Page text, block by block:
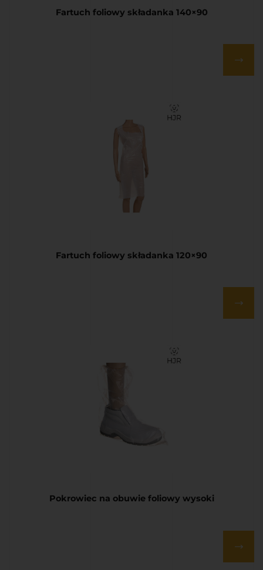
Fartuch foliowy składanka 140×90
Fartuch foliowy składanka 120×90
Pokrowiec na obuwie foliowy wysoki